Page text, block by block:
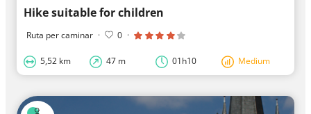
Hike suitable for children
Ruta per caminar · 0 ·
5,52 km 47 m 01h10 Medium